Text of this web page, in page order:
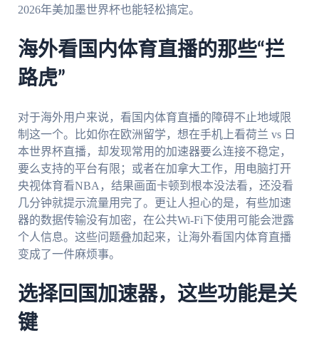
2026年美加墨世界杯也能轻松搞定。
海外看国内体育直播的那些“拦
路虎”
对于海外用户来说，看国内体育直播的障碍不止地域限
制这一个。比如你在欧洲留学，想在手机上看荷兰 vs 日
本世界杯直播，却发现常用的加速器要么连接不稳定，
要么支持的平台有限；或者在加拿大工作，用电脑打开
央视体育看NBA，结果画面卡顿到根本没法看，还没看
几分钟就提示流量用完了。更让人担心的是，有些加速
器的数据传输没有加密，在公共Wi-Fi下使用可能会泄露
个人信息。这些问题叠加起来，让海外看国内体育直播
变成了一件麻烦事。
选择回国加速器，这些功能是关
键